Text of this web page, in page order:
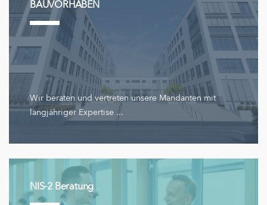
BAUVORHABEN
Wir beraten und vertreten unsere Mandanten mit
langjähriger Expertise ...
NIS-2 Beratung